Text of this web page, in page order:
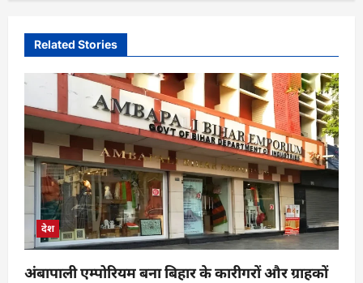
Related Stories
देश
अंबापाली एम्पोरियम बना बिहार के कारीगरों और ग्राहकों